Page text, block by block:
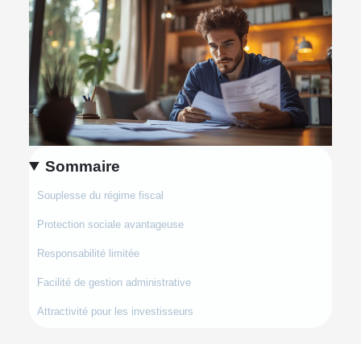
Sommaire
Souplesse du régime fiscal
Protection sociale avantageuse
Responsabilité limitée
Facilité de gestion administrative
Attractivité pour les investisseurs